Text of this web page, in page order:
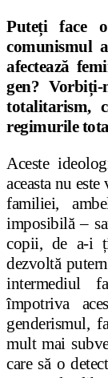
Puteți face
comunismul
afectează
gen?
totalitarism,
regimurile
Aceste
aceasta nu
familiei,
imposibilă –
copii, de a-i
dezvoltă
intermediul
împotriva
genderismul,
mult mai
care să o